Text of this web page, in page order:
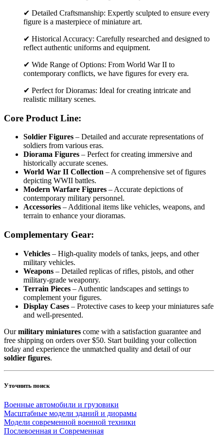
✔ Detailed Craftsmanship: Expertly sculpted to ensure every
figure is a masterpiece of miniature art.
✔ Historical Accuracy: Carefully researched and designed to
reflect authentic uniforms and equipment.
✔ Wide Range of Options: From World War II to
contemporary conflicts, we have figures for every era.
✔ Perfect for Dioramas: Ideal for creating intricate and
realistic military scenes.
Core Product Line:
Soldier Figures – Detailed and accurate representations of
soldiers from various eras.
Diorama Figures – Perfect for creating immersive and
historically accurate scenes.
World War II Collection – A comprehensive set of figures
depicting WWII battles.
Modern Warfare Figures – Accurate depictions of
contemporary military personnel.
Accessories – Additional items like vehicles, weapons, and
terrain to enhance your dioramas.
Complementary Gear:
Vehicles – High-quality models of tanks, jeeps, and other
military vehicles.
Weapons – Detailed replicas of rifles, pistols, and other
military-grade weaponry.
Terrain Pieces – Authentic landscapes and settings to
complement your figures.
Display Cases – Protective cases to keep your miniatures safe
and well-presented.
Ourmilitary miniatures come with a satisfaction guarantee and
free shipping on orders over $50. Start building your collection
today and experience the unmatched quality and detail of our
soldier figures.
Уточнить поиск
Военные автомобили и грузовики
Масштабные модели зданий и диорамы
Модели современной военной техники
Послевоенная и Современная